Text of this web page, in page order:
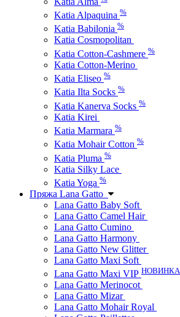
Katia Alpaquina %
Katia Babilonia %
Katia Cosmopolitan
Katia Cotton-Cashmere %
Katia Cotton-Merino
Katia Eliseo %
Katia Ilta Socks %
Katia Kanerva Socks %
Katia Kirei
Katia Marmara %
Katia Mohair Cotton %
Katia Pluma %
Katia Silky Lace
Katia Yoga %
Пряжа Lana Gatto
Lana Gatto Baby Soft
Lana Gatto Camel Hair
Lana Gatto Cumino
Lana Gatto Harmony
Lana Gatto New Glitter
Lana Gatto Maxi Soft
Lana Gatto Maxi VIP НОВИНКА
Lana Gatto Merinocot
Lana Gatto Mizar
Lana Gatto Mohair Royal